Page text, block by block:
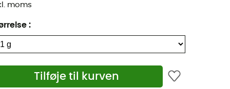
moms
:
Tilføje til kurven